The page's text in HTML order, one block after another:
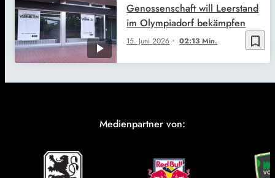
bookmark_border
15. Juni 2026 02:13 Min.
Genossenschaft will Leerstand
im Olympiadorf bekämpfen
Medienpartner von: